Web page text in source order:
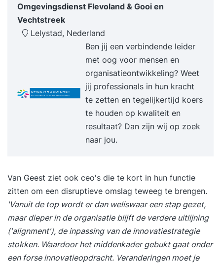
landschap veranderen. Student profile Geld
digitaliseert razendsnel. Van crypto en DeFi tot
CBDC’s en tokenized assets: financiële innovatie
schept kansen, maar brengt ook serieuze risico’s
met zich mee. In deze masterclass krijg je inzicht
in de spelveranderaars van de toekomst – én in
de gevolgen voor compliance, criminaliteit en
control.
Omgevingsdienst Flevoland & Gooi en
Vechtstreek
Lelystad, Nederland
Ben jij een verbindende leider
met oog voor mensen en
organisatieontwikkeling? Weet
jij professionals in hun kracht
te zetten en tegelijkertijd koers
te houden op kwaliteit en
resultaat? Dan zijn wij op zoek
naar jou.
Van Geest ziet ook ceo's die te kort in hun functie
zitten om een disruptieve omslag teweeg te brengen.
'Vanuit de top wordt er dan weliswaar een stap gezet,
maar dieper in de organisatie blijft de verdere uitlijning
('alignment'), de inpassing van de innovatiestrategie
stokken. Waardoor het middenkader gebukt gaat onder
een forse innovatieopdracht. Veranderingen moet je